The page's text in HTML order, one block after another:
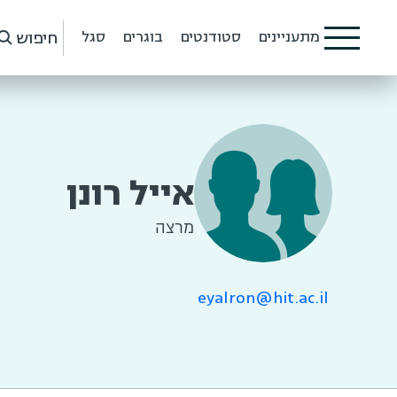
מתעניינים סטודנטים בוגרים סגל חיפוש
eyalron@hit.ac.il
אייל רונן
מרצה